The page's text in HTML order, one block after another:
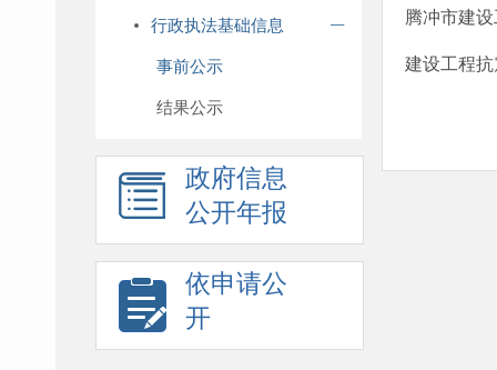
行政执法基础信息
事前公示
结果公示
政府信息
公开年报
依申请公
开
腾冲市建
建设工程